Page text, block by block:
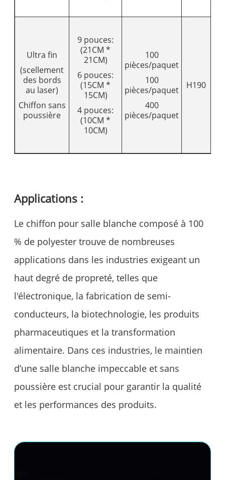
Ultra fin
(scellement
des bords
au laser)
Chiffon sans
poussière
9 pouces:
(21CM *
21CM)
6 pouces:
(15CM *
15CM)
4 pouces:
(10CM *
10CM)
100
pièces/paquet
100
pièces/paquet
400
pièces/paquet
H190
Applications :
Le chiffon pour salle blanche composé à 100
% de polyester trouve de nombreuses
applications dans les industries exigeant un
haut degré de propreté, telles que
l'électronique, la fabrication de semi-
conducteurs, la biotechnologie, les produits
pharmaceutiques et la transformation
alimentaire. Dans ces industries, le maintien
d’une salle blanche impeccable et sans
poussière est crucial pour garantir la qualité
et les performances des produits.